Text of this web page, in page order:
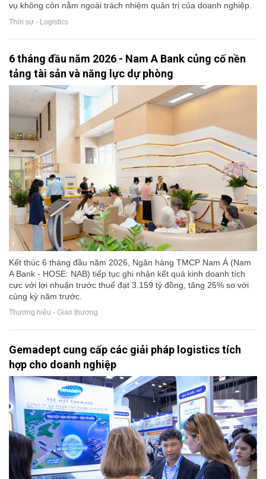
vụ không còn nằm ngoài trách nhiệm quản trị của doanh nghiệp.
Thời sự - Logistics
6 tháng đầu năm 2026 - Nam A Bank củng cố nền
tảng tài sản và năng lực dự phòng
Kết thúc 6 tháng đầu năm 2026, Ngân hàng TMCP Nam Á (Nam
A Bank - HOSE: NAB) tiếp tục ghi nhận kết quả kinh doanh tích
cực với lợi nhuận trước thuế đạt 3.159 tỷ đồng, tăng 25% so với
cùng kỳ năm trước.
Thương hiệu - Giao thương
Gemadept cung cấp các giải pháp logistics tích
hợp cho doanh nghiệp